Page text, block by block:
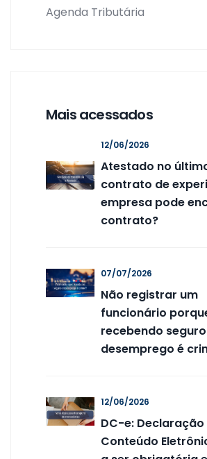
Agenda Tributária
Mais acessados
12/06/2026
Atestado no
contrato de
empresa pode
contrato?
07/07/2026
Não registrar um
funcionário
recebendo
desemprego é
12/06/2026
DC-e: Declaração
Conteúdo